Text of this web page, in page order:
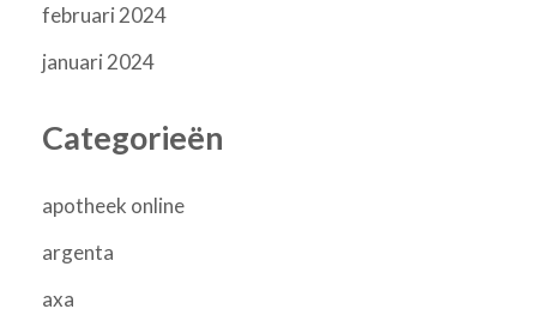
februari 2024
januari 2024
Categorieën
apotheek online
argenta
axa